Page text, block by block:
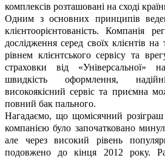
комплексів розташовані на сході
Одним з основних принципів
клієнтоорієнтованість. Компанія
дослідження серед своїх клієнтів на
рівнем клієнтського сервісу та
страховки від «Універсальної»
швидкість оформлення,
високоякісний сервіс та приємна
повний бак пального.
Нагадаємо, що щомісячний
компанією було започатковано
але через високий рівень
подовжено до кінця 2012 року.